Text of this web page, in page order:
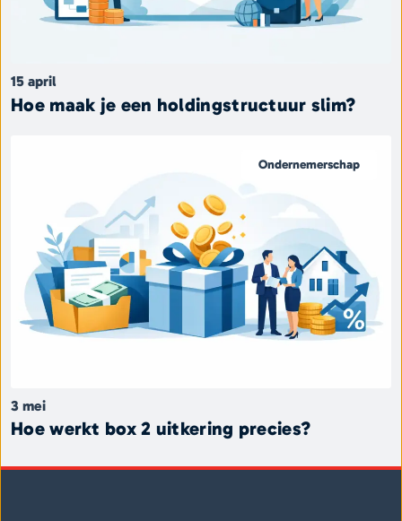
15 april
Hoe maak je een holdingstructuur slim?
Ondernemerschap
3 mei
Hoe werkt box 2 uitkering precies?